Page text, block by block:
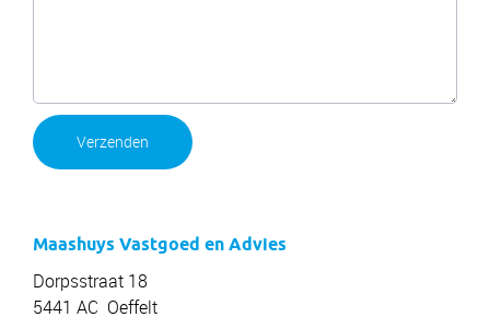
Verzenden
Maashuys Vastgoed en Advies
Dorpsstraat 18
5441 AC Oeffelt